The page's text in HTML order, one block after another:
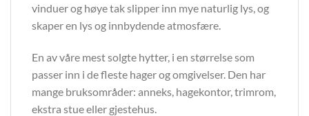
vinduer og høye tak slipper inn mye naturlig lys, og
skaper en lys og innbydende atmosfære.
En av våre mest solgte hytter, i en størrelse som
passer inn i de fleste hager og omgivelser. Den har
mange bruksområder: anneks, hagekontor, trimrom,
ekstra stue eller gjestehus.